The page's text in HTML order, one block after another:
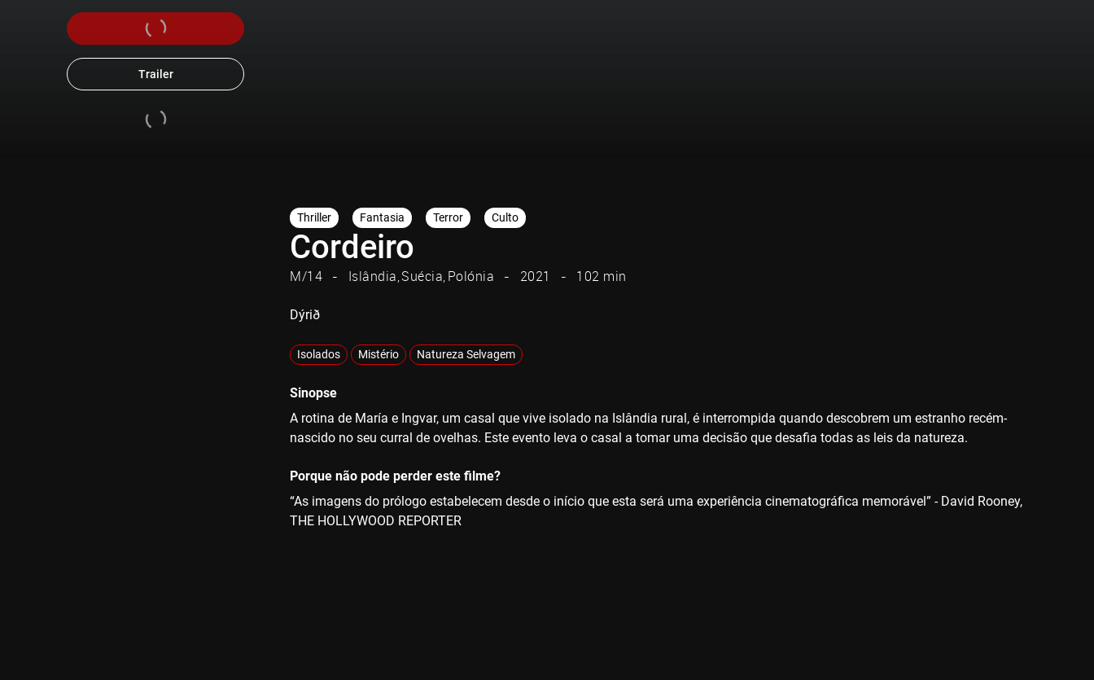
Trailer
Thriller Fantasia Terror Culto
Cordeiro
M/14 Islândia Suécia Polónia 2021 102 min
Dýrið
Isolados Mistério Natureza Selvagem
Sinopse
A rotina de María e Ingvar, um casal que vive isolado na Islândia rural, é interrompida quando descobrem um estranho recém-
nascido no seu curral de ovelhas. Este evento leva o casal a tomar uma decisão que desafia todas as leis da natureza.
Porque não pode perder este filme?
“As imagens do prólogo estabelecem desde o início que esta será uma experiência cinematográfica memorável” - David Rooney,
THE HOLLYWOOD REPORTER